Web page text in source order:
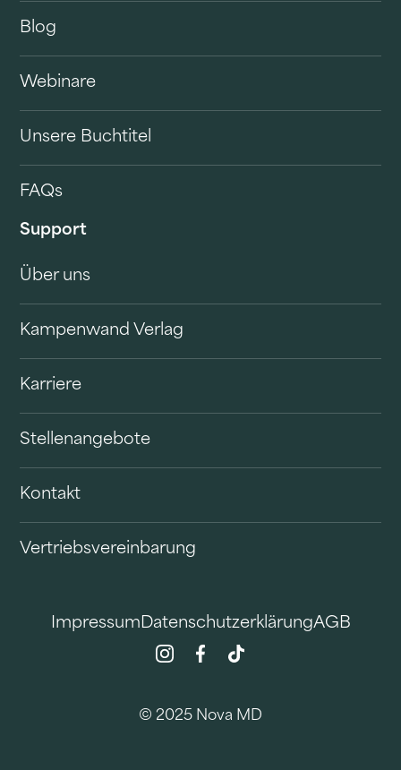
Blog
Webinare
Unsere Buchtitel
FAQs
Support
Über uns
Kampenwand Verlag
Karriere
Stellenangebote
Kontakt
Vertriebsvereinbarung
ImpressumDatenschutzerklärungAGB
© 2025 Nova MD